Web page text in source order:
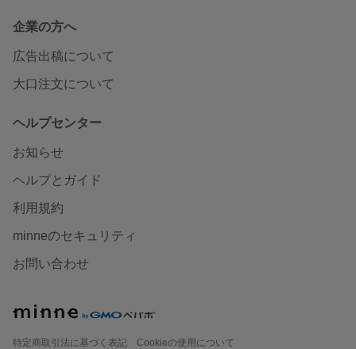
企業の方へ
広告出稿について
大口注文について
ヘルプセンター
お知らせ
ヘルプとガイド
利用規約
minneのセキュリティ
お問い合わせ
特定商取引法に基づく表記
Cookieの使用について